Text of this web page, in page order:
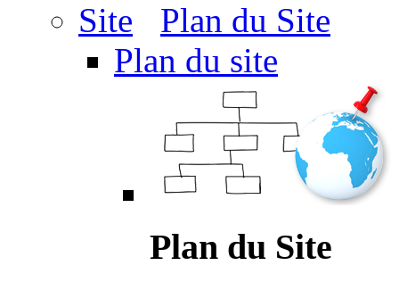
Plan du Site
Plan du site
Plan du Site